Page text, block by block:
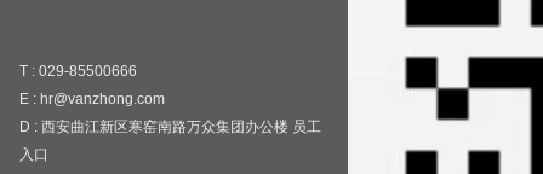
T : 029-85500666
E : hr@vanzhong.com
D : 西安曲江新区寒窑南路万众集团办公楼 员工
入口